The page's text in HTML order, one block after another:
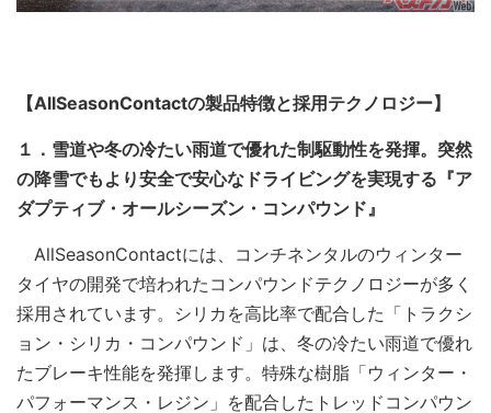
【AllSeasonContactの製品特徴と採用テクノロジー】
１．雪道や冬の冷たい雨道で優れた制駆動性を発揮。突然
の降雪でもより安全で安心なドライビングを実現する『ア
ダプティブ・オールシーズン・コンパウンド』
AllSeasonContactには、コンチネンタルのウィンター
タイヤの開発で培われたコンパウンドテクノロジーが多く
採用されています。シリカを高比率で配合した「トラクシ
ョン・シリカ・コンパウンド」は、冬の冷たい雨道で優れ
たブレーキ性能を発揮します。特殊な樹脂「ウィンター・
パフォーマンス・レジン」を配合したトレッドコンパウン